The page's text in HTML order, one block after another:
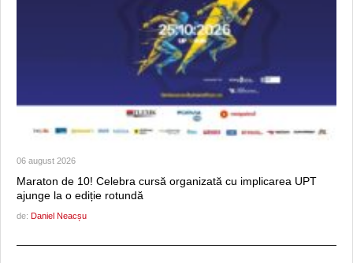
06 august 2026
Maraton de 10! Celebra cursă organizată cu implicarea UPT
ajunge la o ediție rotundă
de: Daniel Neacșu